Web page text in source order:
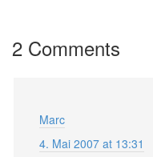
2 Comments
Marc
4. Mai 2007 at 13:31